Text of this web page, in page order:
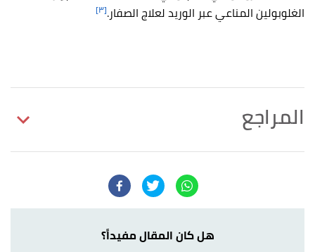
الغلوبولين المناعي عبر الوريد لعلاج الصفار.[٣]
المراجع
16/8/2023. Edited.
↑
"Infant jaundice"
,mayoclinic, Retrieved 16/8/2023.
هل كان المقال مفيداً؟